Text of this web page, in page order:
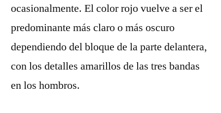
ocasionalmente. El color rojo vuelve a ser el
predominante más claro o más oscuro
dependiendo del bloque de la parte delantera,
con los detalles amarillos de las tres bandas
en los hombros.